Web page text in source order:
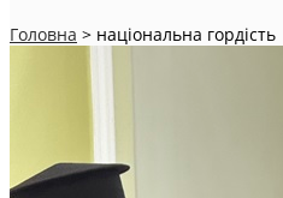
Головна > національна гордість